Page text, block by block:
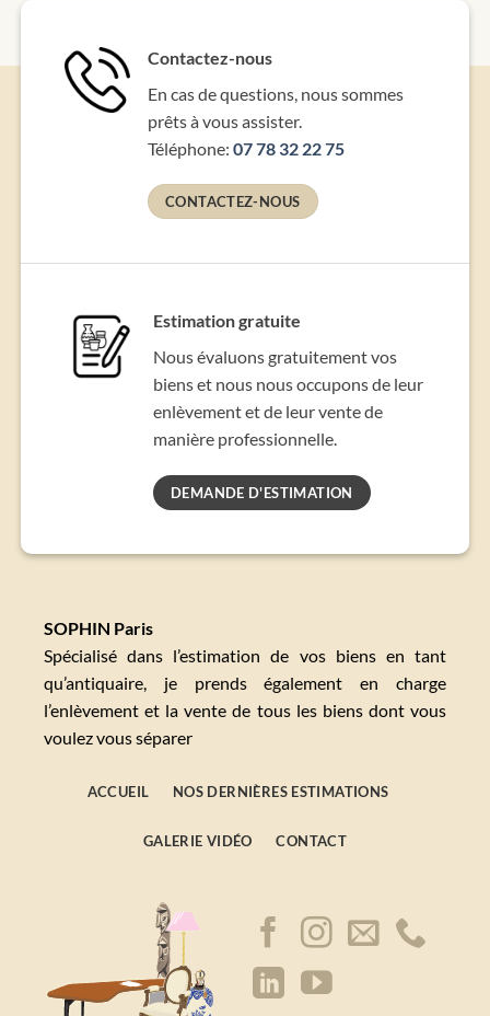
Contactez-nous
En cas de questions, nous sommes
prêts à vous assister.
Téléphone: 07 78 32 22 75
CONTACTEZ-NOUS
Estimation gratuite
Nous évaluons gratuitement vos
biens et nous nous occupons de leur
enlèvement et de leur vente de
manière professionnelle.
DEMANDE D'ESTIMATION
SOPHIN Paris
Spécialisé dans l’estimation de vos biens en tant
qu’antiquaire, je prends également en charge
l’enlèvement et la vente de tous les biens dont vous
voulez vous séparer
ACCUEIL NOS DERNIÈRES ESTIMATIONS
GALERIE VIDÉO CONTACT